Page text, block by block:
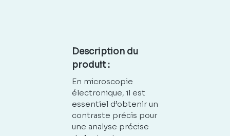
Description du
produit :
En microscopie
électronique, il est
essentiel d’obtenir un
contraste précis pour
une analyse précise